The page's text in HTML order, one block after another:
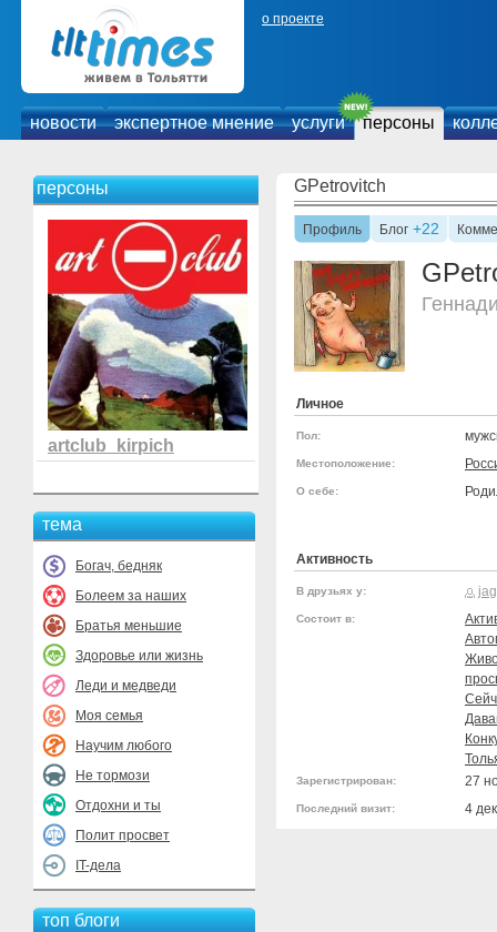
о проекте
новости экспертное мнение услуги персоны
персоны
artclub_kirpich
тема
Богач, бедняк
Болеем за наших
Братья меньшие
Здоровье или жизнь
Леди и медведи
Моя семья
Научим любого
Не тормози
Отдохни и ты
Полит просвет
IT-дела
топ блоги
GPetrovitch
Профиль Блог +22
Личное
Пол:
Местоположение:
О себе:
Активность
В друзьях у:
Состоит в:
Зарегистрирован: 27
Последний визит: 4